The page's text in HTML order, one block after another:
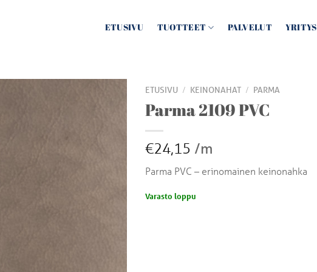
ETUSIVU TUOTTEET PALVELUT YRITYS
ETUSIVU / KEINONAHAT / PARMA
Parma 2109 PVC
€24,15 /m
Parma PVC – erinomainen keinonahka
Varasto loppu